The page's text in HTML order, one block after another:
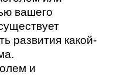
вашего
развития какой-
и